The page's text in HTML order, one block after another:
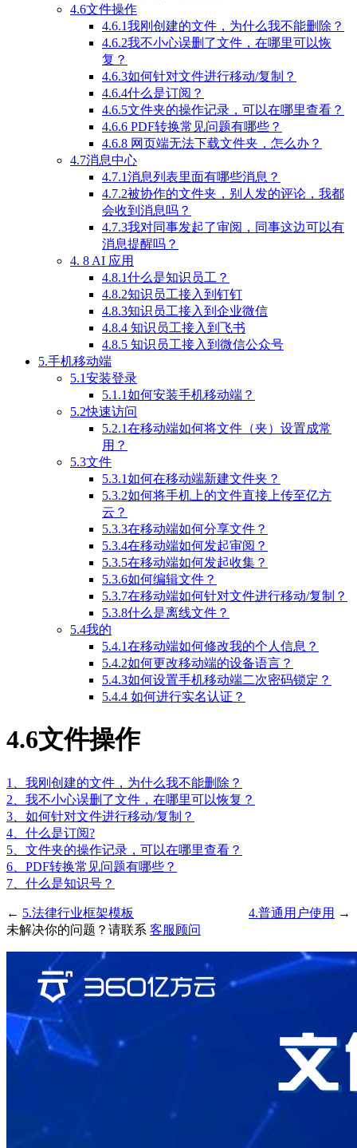
4.6文件操作
4.6.1我刚创建的文件，为什么我不能删除？
4.6.2我不小心误删了文件，在哪里可以恢
复？
4.6.3如何针对文件进行移动/复制？
4.6.4什么是订阅？
4.6.5文件夹的操作记录，可以在哪里查看？
4.6.6 PDF转换常见问题有哪些？
4.6.8 网页端无法下载文件夹，怎么办？
4.7消息中心
4.7.1消息列表里面有哪些消息？
4.7.2被协作的文件夹，别人发的评论，我都
会收到消息吗？
4.7.3我对同事发起了审阅，同事这边可以有
消息提醒吗？
4. 8 AI 应用
4.8.1什么是知识员工？
4.8.2知识员工接入到钉钉
4.8.3知识员工接入到企业微信
4.8.4 知识员工接入到飞书
4.8.5 知识员工接入到微信公众号
5.手机移动端
5.1安装登录
5.1.1如何安装手机移动端？
5.2快速访问
5.2.1在移动端如何将文件（夹）设置成常
用？
5.3文件
5.3.1如何在移动端新建文件夹？
5.3.2如何将手机上的文件直接上传至亿方
云？
5.3.3在移动端如何分享文件？
5.3.4在移动端如何发起审阅？
5.3.5在移动端如何发起收集？
5.3.6如何编辑文件？
5.3.7在移动端如何针对文件进行移动/复制？
5.3.8什么是离线文件？
5.4我的
5.4.1在移动端如何修改我的个人信息？
5.4.2如何更改移动端的设备语言？
5.4.3如何设置手机移动端二次密码锁定？
5.4.4 如何进行实名认证？
4.6文件操作
1、我刚创建的文件，为什么我不能删除？
2、我不小心误删了文件，在哪里可以恢复？
3、如何针对文件进行移动/复制？
4、什么是订阅?
5、文件夹的操作记录，可以在哪里查看？
6、PDF转换常见问题有哪些？
7、什么是知识号？
← 5.法律行业框架模板 4.普通用户使用 →
未解决你的问题？请联系 客服顾问